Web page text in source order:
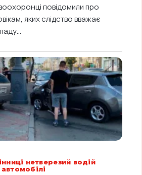
повідомили про
яких слідство вважає
нетверезий водій